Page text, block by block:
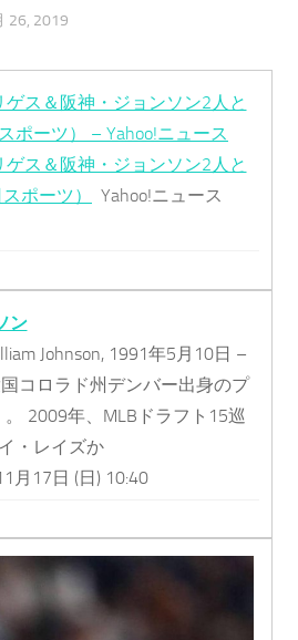
26, 2019
ス＆阪神・ジョンソン2人と
ポーツ） – Yahoo!ニュース
ス＆阪神・ジョンソン2人と
ポーツ）
Yahoo!ニュース
ン
Johnson, 1991年5月10日 –
コロラド州デンバー出身のプ
2009年、MLBドラフト15巡
・レイズか
月17日 (日) 10:40